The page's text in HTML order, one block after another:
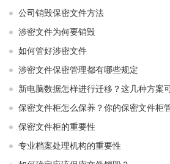
公司销毁保密文件方法
涉密文件为何要销毁
如何管好涉密文件
涉密文件保密管理都有哪些规定
新电脑数据怎样进行迁移？这几种方案
保密文件柜怎么保养？你的保密文件柜
保密文件柜的重要性
专业档案处理机构的重要性